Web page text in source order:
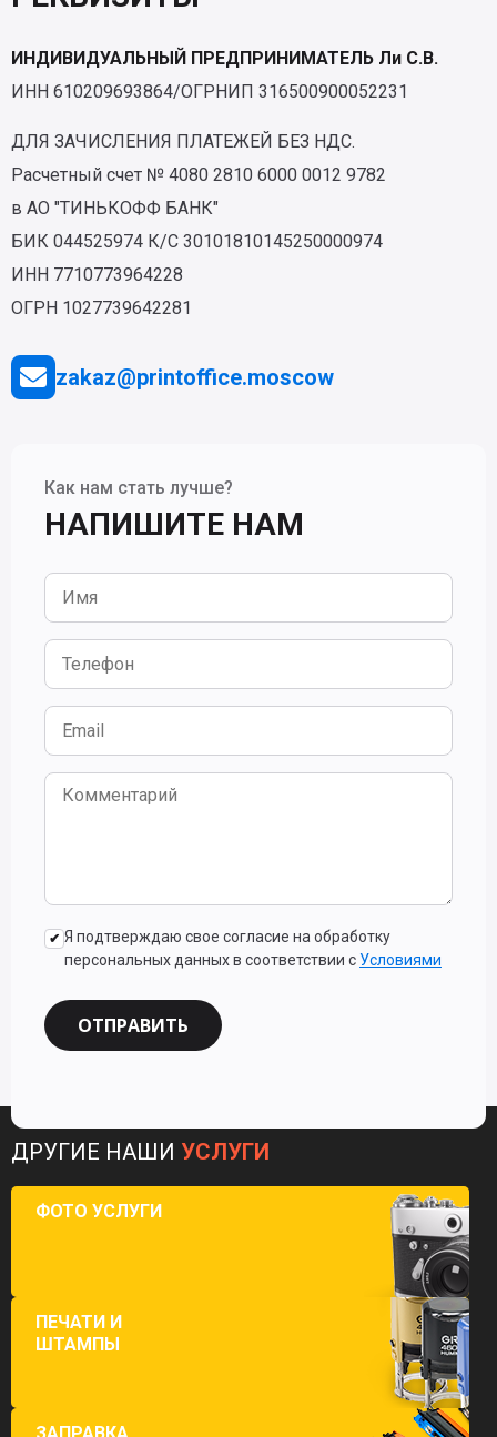
ИНДИВИДУАЛЬНЫЙ ПРЕДПРИНИМАТЕЛЬ Ли С.В.
ИНН 610209693864/ОГРНИП 316500900052231
ДЛЯ ЗАЧИСЛЕНИЯ ПЛАТЕЖЕЙ БЕЗ НДС.
Расчетный счет № 4080 2810 6000 0012 9782
в АО "ТИНЬКОФФ БАНК"
БИК 044525974 К/С 30101810145250000974
ИНН 7710773964228
ОГРН 1027739642281
zakaz@printoffice.moscow
Как нам стать лучше?
НАПИШИТЕ НАМ
Я подтверждаю свое согласие на обработку
персональных данных в соответствии с Условиями
ОТПРАВИТЬ
ДРУГИЕ НАШИ УСЛУГИ
ФОТО УСЛУГИ
ПЕЧАТИ И
ШТАМПЫ